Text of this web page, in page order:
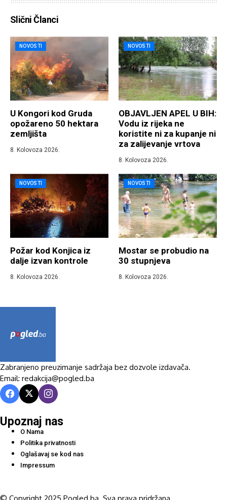
Slični Članci
NOVOSTI
U Kongori kod Gruda
opožareno 50 hektara
zemljišta
8. Kolovoza 2026.
NOVOSTI
OBJAVLJEN APEL U BIH:
Vodu iz rijeka ne
koristite ni za kupanje ni
za zalijevanje vrtova
8. Kolovoza 2026.
NOVOSTI
Požar kod Konjica iz
dalje izvan kontrole
8. Kolovoza 2026.
NOVOSTI
Mostar se probudio na
30 stupnjeva
8. Kolovoza 2026.
Zabranjeno preuzimanje sadržaja bez dozvole izdavača.
Email: redakcija@pogled.ba
Upoznaj nas
O Nama
Politika privatnosti
Oglašavaj se kod nas
Impressum